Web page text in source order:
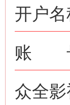
开户
账 号
众全